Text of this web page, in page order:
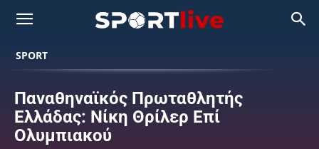
SPORT
Παναθηναϊκός Πρωταθλητής
Ελλάδας: Νίκη Θρίλερ Επί
Ολυμπιακού